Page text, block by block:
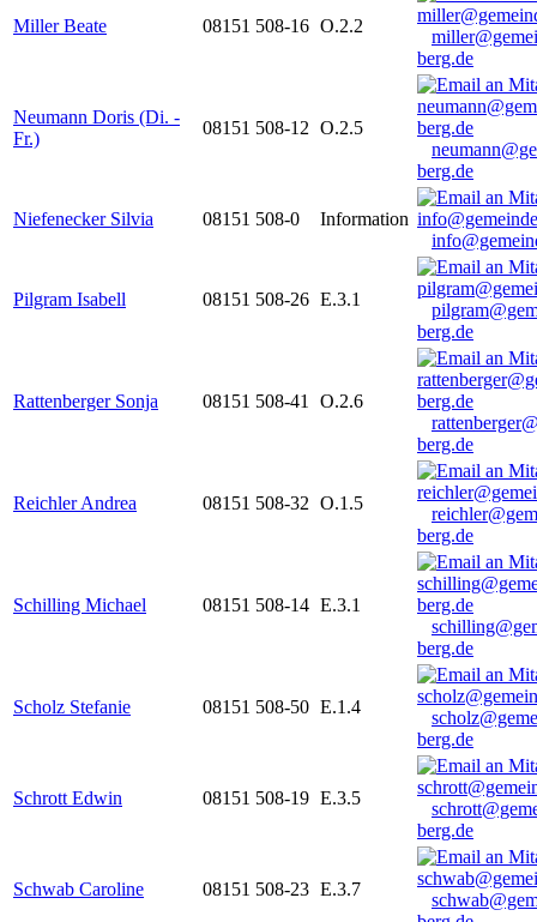
Miller Beate 08151 508-16 O.2.2
berg.de
Neumann Doris (Di. -
Fr.)
08151 508-12 O.2.5
berg.de
Niefenecker Silvia 08151 508-0
Information
Pilgram Isabell 08151 508-26 E.3.1
berg.de
Rattenberger Sonja 08151 508-41
O.2.6
berg.de
Reichler Andrea 08151 508-32 O.1.5
berg.de
Schilling Michael 08151 508-14 E.3.1
berg.de
Scholz Stefanie 08151 508-50 E.1.4
berg.de
Schrott Edwin 08151 508-19 E.3.5
berg.de
Schwab Caroline 08151 508-23 E.3.7